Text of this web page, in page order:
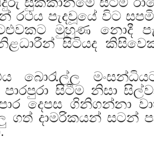
රථය පැදවූයේ විට
මුහුණ නොදී
සිටියද
බොරැල්ල
සිටීම නිසා
දෙපස ගිනිගන්නා
ගත් දාමරිකයන් සටන්